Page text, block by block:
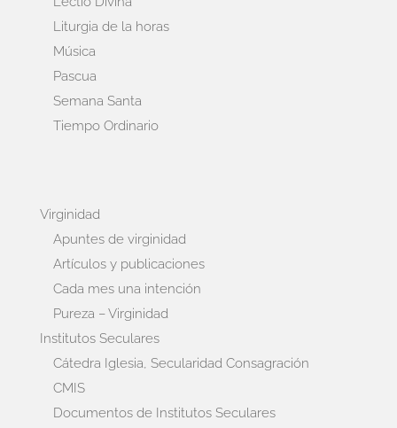
Liturgia de la horas
Música
Pascua
Semana Santa
Tiempo Ordinario
Virginidad
Apuntes de virginidad
Artículos y publicaciones
Cada mes una intención
Pureza – Virginidad
Institutos Seculares
Cátedra Iglesia, Secularidad Consagración
CMIS
Documentos de Institutos Seculares